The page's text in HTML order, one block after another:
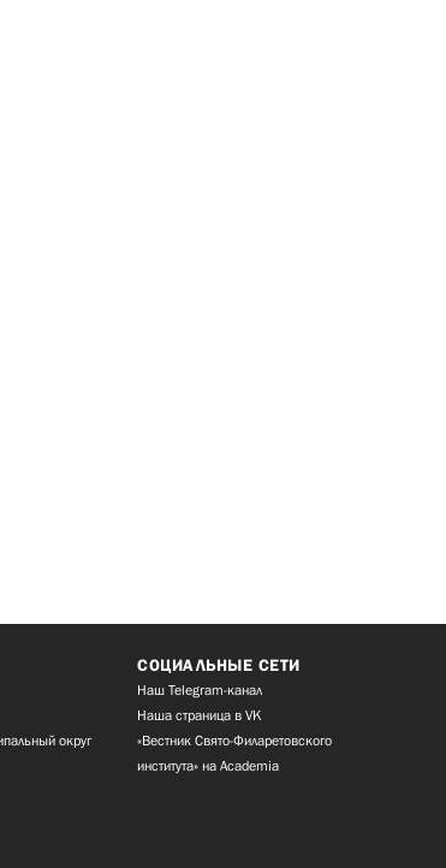
округ
СОЦИАЛЬНЫЕ СЕТИ
Наш Telegram-канал
Наша страница в VK
«Вестник Свято-Филаретовского
института» на Academia